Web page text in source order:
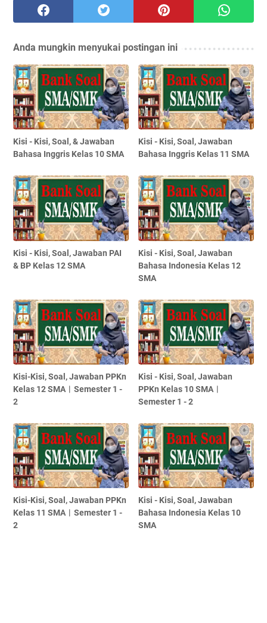
Anda mungkin menyukai postingan ini
Kisi - Kisi, Soal, & Jawaban
Bahasa Inggris Kelas 10 SMA
Kisi - Kisi, Soal, Jawaban
Bahasa Inggris Kelas 11 SMA
Kisi - Kisi, Soal, Jawaban PAI
& BP Kelas 12 SMA
Kisi - Kisi, Soal, Jawaban
Bahasa Indonesia Kelas 12
SMA
Kisi-Kisi, Soal, Jawaban PPKn
Kelas 12 SMA︱Semester 1 -
2
Kisi - Kisi, Soal, Jawaban
PPKn Kelas 10 SMA︱
Semester 1 - 2
Kisi-Kisi, Soal, Jawaban PPKn
Kelas 11 SMA︱Semester 1 -
2
Kisi - Kisi, Soal, Jawaban
Bahasa Indonesia Kelas 10
SMA